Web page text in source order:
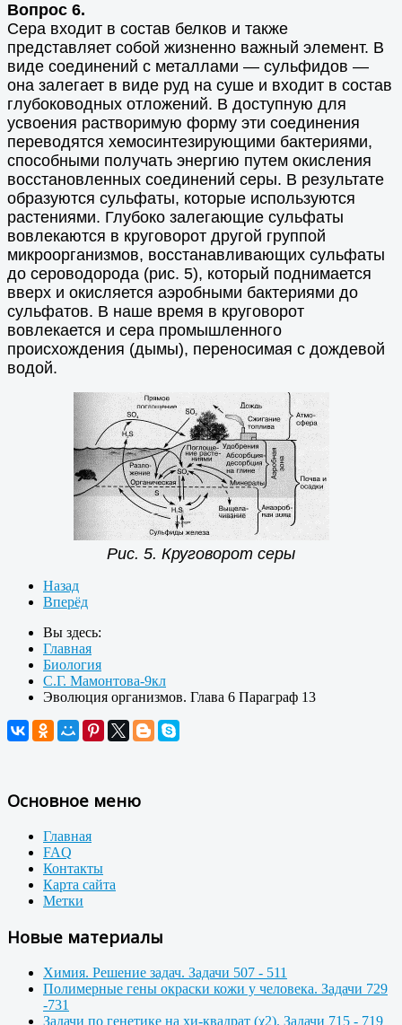
Вопрос 6.
Сера входит в состав белков и также
представляет собой жизненно важный элемент. В
виде соединений с металлами — сульфидов —
она залегает в виде руд на суше и входит в состав
глубоководных отложений. В доступную для
усвоения растворимую форму эти соединения
переводятся хемосинтезирующими бактериями,
способными получать энергию путем окисления
восстановленных соединений серы. В результате
образуются сульфаты, которые используются
растениями. Глубоко залегающие сульфаты
вовлекаются в круговорот другой группой
микроорганизмов, восстанавливающих сульфаты
до сероводорода (рис. 5), который поднимается
вверх и окисляется аэробными бактериями до
сульфатов. В наше время в круговорот
вовлекается и сера промышленного
происхождения (дымы), переносимая с дождевой
водой.
Рис. 5. Круговорот серы
Назад
Вперёд
Вы здесь:
Главная
Биология
С.Г. Мамонтова-9кл
Эволюция организмов. Глава 6 Параграф 13
Основное меню
Главная
FAQ
Контакты
Карта сайта
Метки
Новые материалы
Химия. Решение задач. Задачи 507 - 511
Полимерные гены окраски кожи у человека. Задачи 729
-731
Задачи по генетике на хи-квадрат (χ2). Задачи 715 - 719